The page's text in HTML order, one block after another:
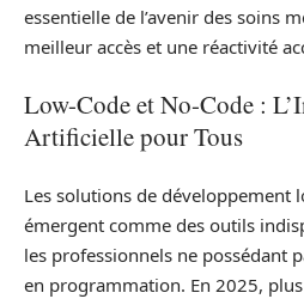
essentielle de l’avenir des soins
meilleur accès et une réactivité
Low-Code et No-Code :
Artificielle pour Tous
Les solutions de développement
émergent comme des outils
les professionnels ne possédant
en programmation. En 2025,